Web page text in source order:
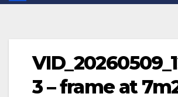
3 – frame at